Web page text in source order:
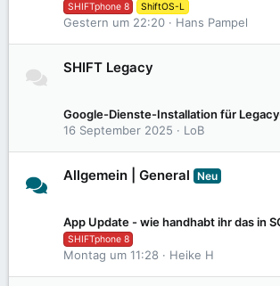
SHIFTphone 8 ShiftOS-L
Gestern um 22:20 Hans Pampel
SHIFT Legacy
Google-Dienste-Installation für
16 September 2025
LoB
Allgemein | General Neu
App Update - wie handhabt ihr das in
SHIFTphone 8
Montag um 11:28 Heike H